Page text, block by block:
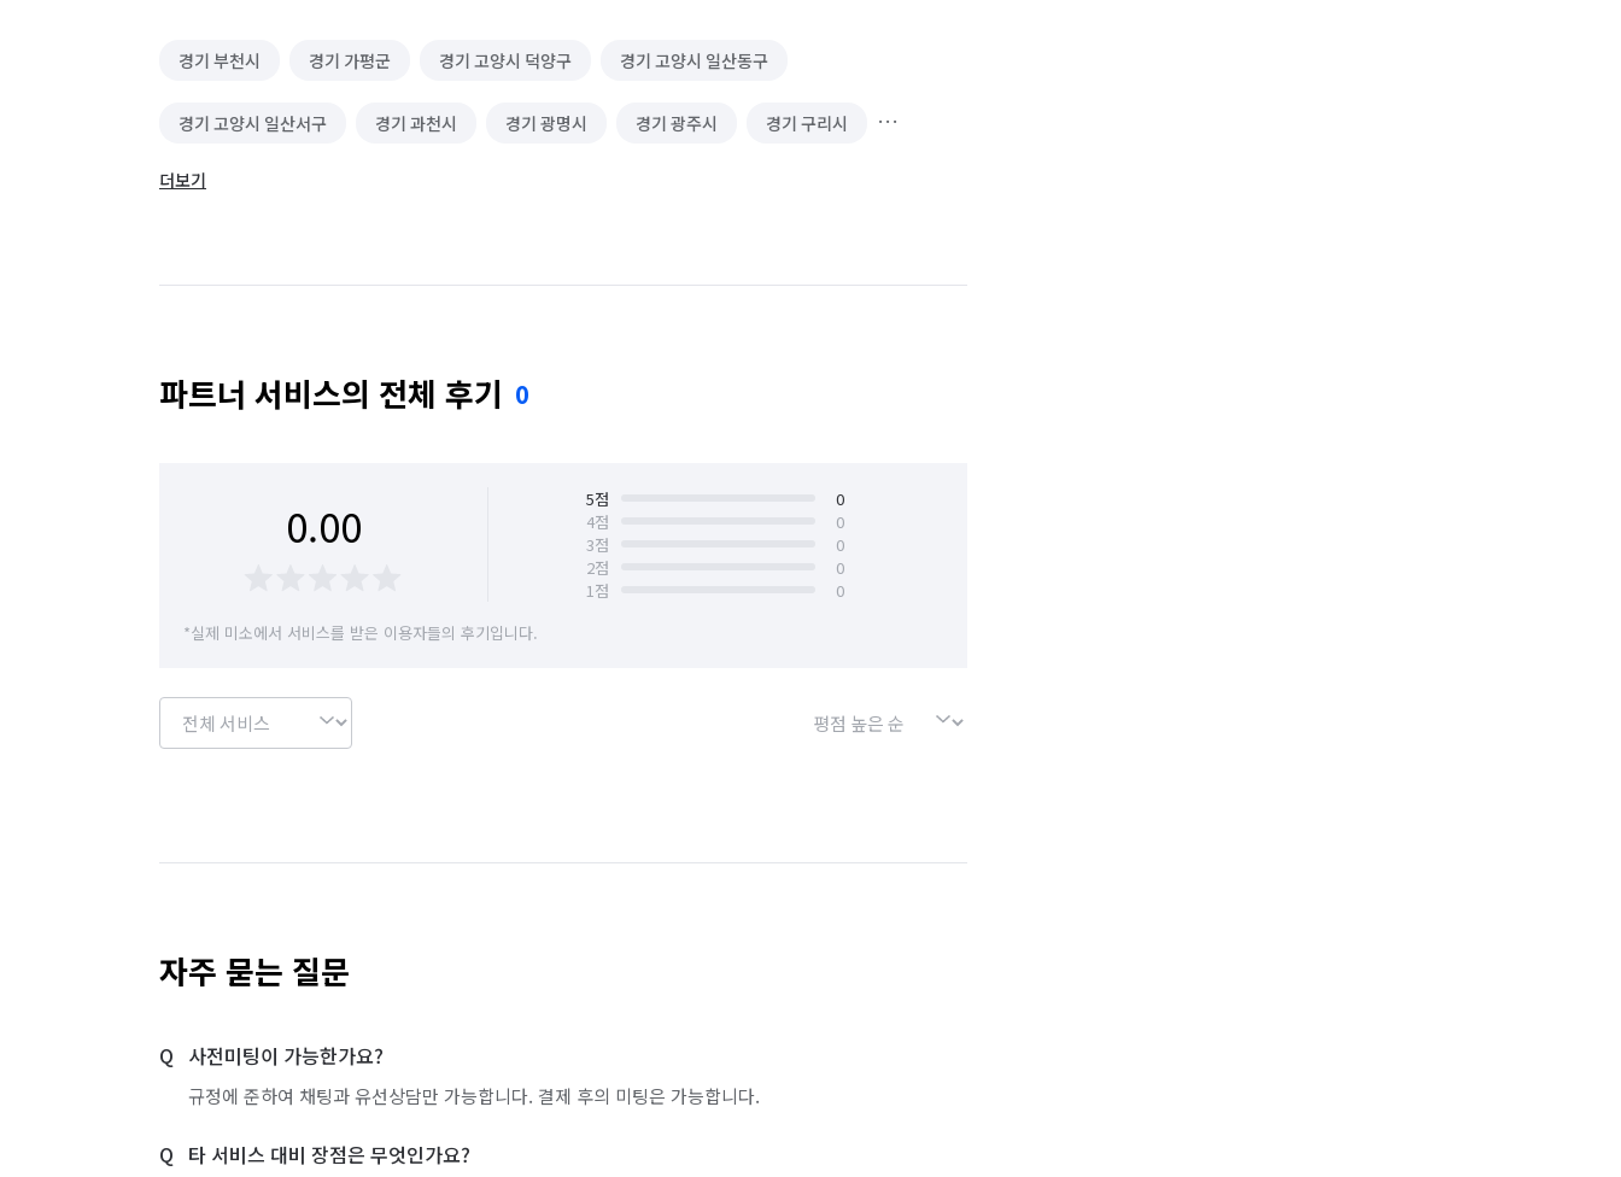
경기 부천시 경기 가평군 경기 고양시 덕양구 경기 고양시 일산동구
경기 고양시 일산서구 경기 과천시 경기 광명시 경기 광주시 경기 구리시
경기 군포시
경기 안산시 상록구 경기 안성시 경기 안양시 동안구
경기 용인시 처인구
경기 평택시
경기 하남시 경기 화성시 경기 부천시 소사구
경기 화성시 병점구
더보기
파트너 서비스의 전체 후기 0
0.00 5점
0
4점
0
3점
0
2점
0
1점
0
*실제 미소에서 서비스를 받은 이용자들의 후기입니다.
자주 묻는 질문
사전미팅이 가능한가요?
규정에 준하여 채팅과 유선상담만 가능합니다. 결제 후의 미팅은 가능합니다.
타 서비스 대비 장점은 무엇인가요?